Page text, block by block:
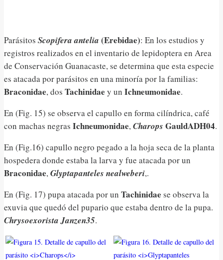
Parásitos Scopifera antelia (Erebidae): En los estudios y
registros realizados en el inventario de lepidoptera en Area
de Conservación Guanacaste, se determina que esta especie
es atacada por parásitos en una minoría por la familias:
Braconidae, dos Tachinidae y un Ichneumonidae.
En (Fig. 15) se observa el capullo en forma cilíndrica, café
con machas negras Ichneumonidae,Charops GauldADH04.
En (Fig.16) capullo negro pegado a la hoja seca de la planta
hospedera donde estaba la larva y fue atacada por un
Braconidae,Glyptapanteles nealweberi,.
En (Fig. 17) pupa atacada por un Tachinidae se observa la
exuvia que quedó del pupario que estaba dentro de la pupa.
Chrysoexorista Janzen35.